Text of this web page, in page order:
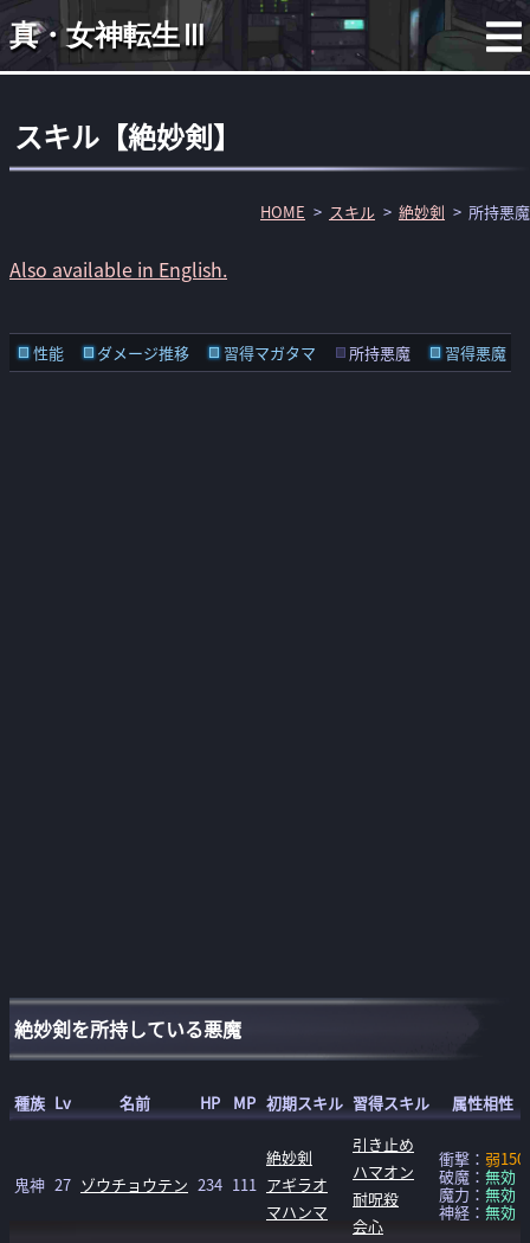
真・女神転生Ⅲ
スキル【絶妙剣】
HOME スキル 絶妙剣 所持悪魔
Also available in English.
性能 ダメージ推移 習得マガタマ 所持悪魔 習得悪魔
絶妙剣を所持している悪魔
種族 Lv 名前 HP MP 初期スキル 習得スキル 属性相性
鬼神 27 ゾウチョウテン 234 111
絶妙剣
アギラオ
マハンマ
引き止め
ハマオン
耐呪殺
会心
衝撃： 弱150
破魔： 無効
魔力： 無効
神経： 無効